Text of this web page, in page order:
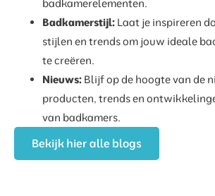
badkamerelementen.
Badkamerstijl: Laat je inspireren
stijlen en trends om jouw ideale
te creëren.
Nieuws: Blijf op de hoogte van de
producten, trends en
van badkamers.
Bekijk hier alle blogs